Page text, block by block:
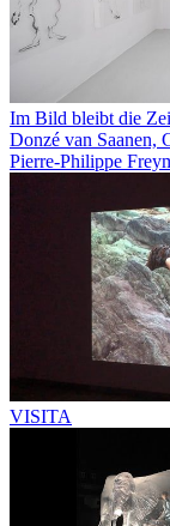
Im Bild bleibt die
Donzé van Saanen,
Pierre-Philippe
VISITA